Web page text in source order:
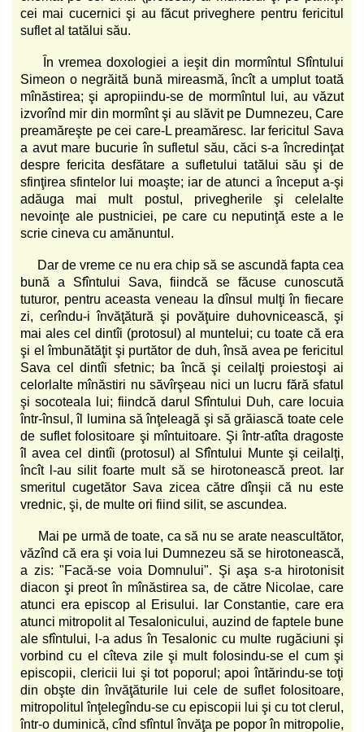
cei mai cucernici şi au făcut priveghere pentru fericitul
suflet al tatălui său.
În vremea doxologiei a ieşit din mormîntul Sfîntului
Simeon o negrăită bună mireasmă, încît a umplut toată
mînăstirea; şi apropiindu-se de mormîntul lui, au văzut
izvorînd mir din mormînt şi au slăvit pe Dumnezeu, Care
preamăreşte pe cei care-L preamăresc. Iar fericitul Sava
a avut mare bucurie în sufletul său, căci s-a încredinţat
despre fericita desfătare a sufletului tatălui său şi de
sfinţirea sfintelor lui moaşte; iar de atunci a început a-şi
adăuga mai mult postul, privegherile şi celelalte
nevoinţe ale pustniciei, pe care cu neputinţă este a le
scrie cineva cu amănuntul.
Dar de vreme ce nu era chip să se ascundă fapta cea
bună a Sfîntului Sava, fiindcă se făcuse cunoscută
tuturor, pentru aceasta veneau la dînsul mulţi în fiecare
zi, cerîndu-i învăţătură şi povăţuire duhovnicească, şi
mai ales cel dintîi (protosul) al muntelui; cu toate că era
şi el îmbunătăţit şi purtător de duh, însă avea pe fericitul
Sava cel dintîi sfetnic; ba încă şi ceilalţi proiestoşi ai
celorlalte mînăstiri nu săvîrşeau nici un lucru fără sfatul
şi socoteala lui; fiindcă darul Sfîntului Duh, care locuia
într-însul, îl lumina să înţeleagă şi să grăiască toate cele
de suflet folositoare şi mîntuitoare. Şi într-atîta dragoste
îl avea cel dintîi (protosul) al Sfîntului Munte şi ceilalţi,
încît l-au silit foarte mult să se hirotonească preot. Iar
smeritul cugetător Sava zicea către dînşii că nu este
vrednic, şi, de multe ori fiind silit, se ascundea.
Mai pe urmă de toate, ca să nu se arate neascultător,
văzînd că era şi voia lui Dumnezeu să se hirotonească,
a zis: "Facă-se voia Domnului". Şi aşa s-a hirotonisit
diacon şi preot în mînăstirea sa, de către Nicolae, care
atunci era episcop al Erisului. Iar Constantie, care era
atunci mitropolit al Tesalonicului, auzind de faptele bune
ale sfîntului, l-a adus în Tesalonic cu multe rugăciuni şi
vorbind cu el cîteva zile şi mult folosindu-se el cum şi
episcopii, clericii lui şi tot poporul; apoi întărindu-se toţi
din obşte din învăţăturile lui cele de suflet folositoare,
mitropolitul înţelegîndu-se cu episcopii lui şi cu tot clerul,
într-o duminică, cînd sfîntul învăţa pe popor în mitropolie,